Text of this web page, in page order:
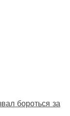
бороться за